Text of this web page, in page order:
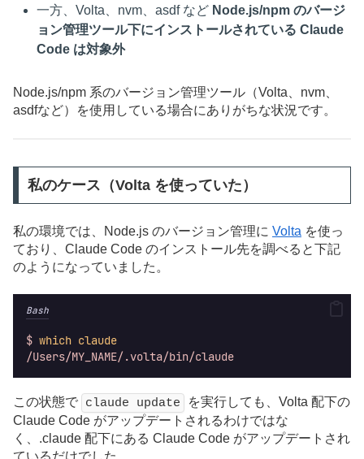
一方、Volta、nvm、asdf など Node.js/npm のバージ
ョン管理ツール下にインストールされている Claude
Code は対象外
Node.js/npm 系のバージョン管理ツール（Volta、nvm、
asdfなど）を使用している場合にありがちな状況です。
私のケース（Volta を使っていた）
私の環境では、Node.js のバージョン管理に Volta を使っ
ており、Claude Code のインストール先を調べると下記
のようになっていました。
Bash
$ which claude
/Users/MY_NAME/.volta/bin/claude
この状態で claude update
を実行しても、Volta 配下の
Claude Code がアップデートされるわけではな
く、.claude 配下にある Claude Code がアップデートされ